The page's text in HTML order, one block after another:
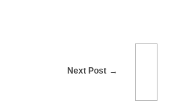
Next Post